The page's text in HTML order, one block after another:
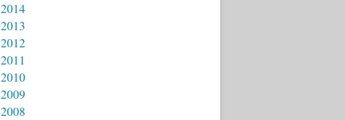
2014
2013
2012
2011
2010
2009
2008